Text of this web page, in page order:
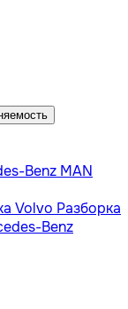
Benz MAN
Volvo Разборка
Benz